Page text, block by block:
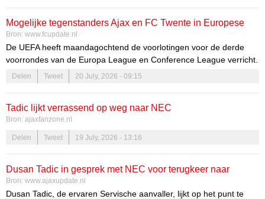
druk is hoog en de verwachtingen zijn groot.
Mogelijke tegenstanders Ajax en FC Twente in Europese
voorrondes bekend
Bron: www.fcupdate.nl
De UEFA heeft maandagochtend de voorlotingen voor de derde
voorrondes van de Europa League en Conference League verricht.
FC Twente en Ajax hebben nu dus meer duidelijkheid over wie zij
kunnen treffen in de volgende ronde richting Europees voetbal.
Delen Tweet 20 July, 2026 - 09:15
Tadic lijkt verrassend op weg naar NEC
Bron: ajaxfanzone.nl
Delen Tweet 19 July, 2026 - 13:16
Dusan Tadic in gesprek met NEC voor terugkeer naar
Nederland
Bron: www.ajaxupdate.nl
Dusan Tadic, de ervaren Servische aanvaller, lijkt op het punt te